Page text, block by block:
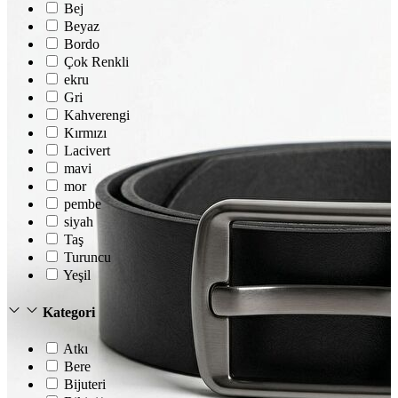
Bej
Beyaz
Bordo
Çok Renkli
ekru
Gri
Kahverengi
Kırmızı
Lacivert
mavi
mor
pembe
siyah
Taş
Turuncu
Yeşil
Kategori
Atkı
Bere
Bijuteri